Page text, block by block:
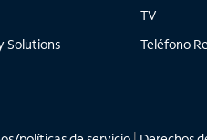
Solutions
TV
Teléfono